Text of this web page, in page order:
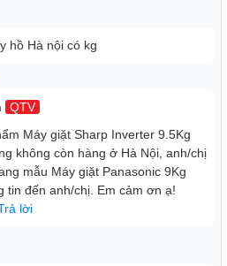
áo với mâm giặt Ag+ kháng
khi vận hành sẽ sản sinh ra
phát triển của vi khuẩn và nấm
giác dễ chịu cho người dùng.
hồ Hà nội có kg
QTV
Máy giặt Sharp Inverter 9.5Kg
không còn hàng ở Hà Nội, anh/chị
mẫu Máy giặt Panasonic 9Kg
tin đến anh/chị. Em cảm ơn ạ!
lời